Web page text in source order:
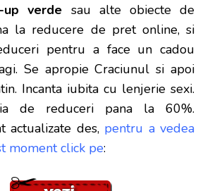
up verde sau alte obiecte de
la reducere de pret online, si
pentru a face un cadou
Se apropie Craciunul si apoi
Incanta iubita cu lenjerie sexi.
de reduceri pana la 60%.
actualizate des, pentru a vedea
moment click pe: